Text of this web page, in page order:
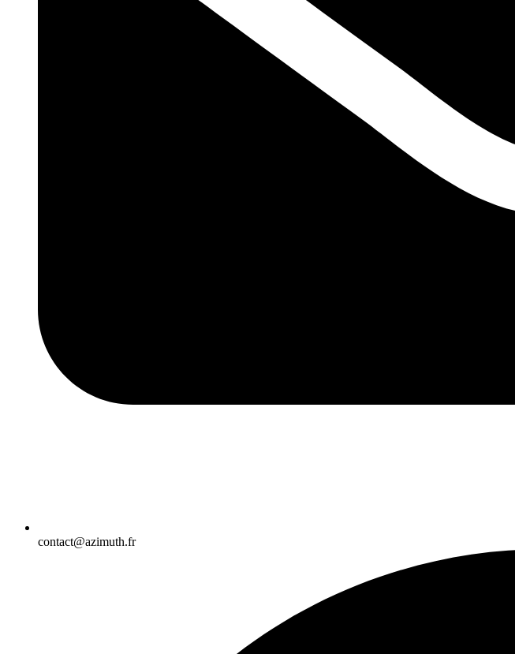
contact@azimuth.fr